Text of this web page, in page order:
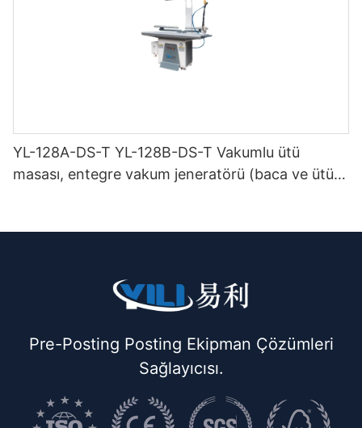
YL-128A-DS-T YL-128B-DS-T Vakumlu ütü
masası, entegre vakum jeneratörü (baca ve ütü
Pre-Posting Posting Ekipman Çözümleri
Sağlayıcısı.